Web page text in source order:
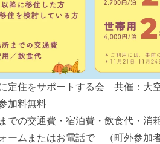
定住をサポートする会 共催：大
加料無料
での交通費・宿泊費・飲食代・消
ームまたはお電話で （町外参加